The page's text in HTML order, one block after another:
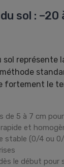
sol : –20
représente
fortement le
de 5 à 7 cm
et
stable (0/4 ou
le début pour